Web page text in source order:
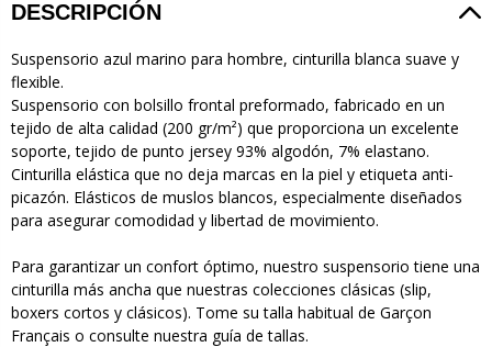
DESCRIPCIÓN
Suspensorio azul marino para hombre, cinturilla blanca suave y
flexible.
Suspensorio con bolsillo frontal preformado, fabricado en un
tejido de alta calidad (200 gr/m²) que proporciona un excelente
soporte, tejido de punto jersey 93% algodón, 7% elastano.
Cinturilla elástica que no deja marcas en la piel y etiqueta anti-
picazón. Elásticos de muslos blancos, especialmente diseñados
para asegurar comodidad y libertad de movimiento.
Para garantizar un confort óptimo, nuestro suspensorio tiene una
cinturilla más ancha que nuestras colecciones clásicas (slip,
boxers cortos y clásicos). Tome su talla habitual de Garçon
Français o consulte nuestra guía de tallas.